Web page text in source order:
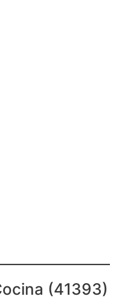
(41393)